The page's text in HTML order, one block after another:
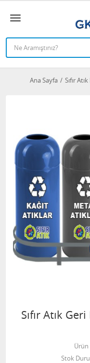
Ana Sayfa Sıfır
Sıfır Atık
Ürün
Stok